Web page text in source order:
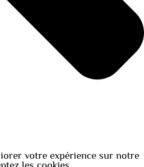
votre expérience sur notre
les cookies.